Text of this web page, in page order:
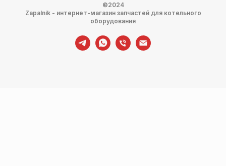
©2024
Zapalnik - интернет-магазин запчастей для котельного
оборудования